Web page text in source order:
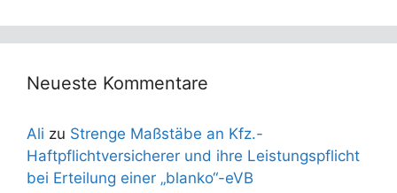
Neueste Kommentare
Ali zu Strenge Maßstäbe an Kfz.-
Haftpflichtversicherer und ihre Leistungspflicht
bei Erteilung einer „blanko“-eVB